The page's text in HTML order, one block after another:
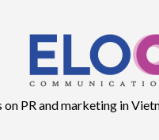
on PR and marketing in